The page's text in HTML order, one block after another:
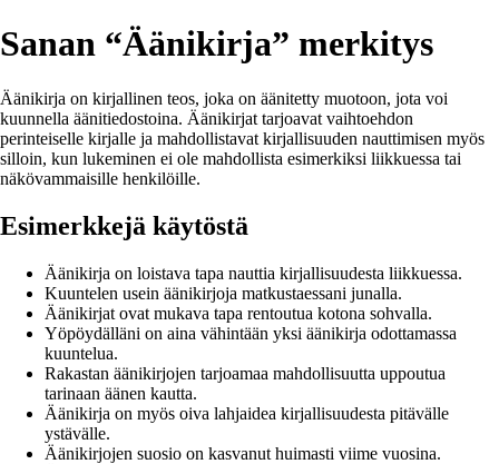
Sanan “Äänikirja” merkitys
Äänikirja on kirjallinen teos, joka on äänitetty muotoon, jota voi
kuunnella äänitiedostoina. Äänikirjat tarjoavat vaihtoehdon
perinteiselle kirjalle ja mahdollistavat kirjallisuuden nauttimisen myös
silloin, kun lukeminen ei ole mahdollista esimerkiksi liikkuessa tai
näkövammaisille henkilöille.
Esimerkkejä käytöstä
Äänikirja on loistava tapa nauttia kirjallisuudesta liikkuessa.
Kuuntelen usein äänikirjoja matkustaessani junalla.
Äänikirjat ovat mukava tapa rentoutua kotona sohvalla.
Yöpöydälläni on aina vähintään yksi äänikirja odottamassa
kuuntelua.
Rakastan äänikirjojen tarjoamaa mahdollisuutta uppoutua
tarinaan äänen kautta.
Äänikirja on myös oiva lahjaidea kirjallisuudesta pitävälle
ystävälle.
Äänikirjojen suosio on kasvanut huimasti viime vuosina.